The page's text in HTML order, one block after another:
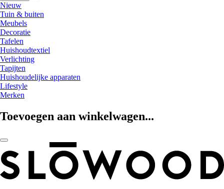
Nieuw
Tuin & buiten
Meubels
Decoratie
Tafelen
Huishoudtextiel
Verlichting
Tapijten
Huishoudelijke apparaten
Lifestyle
Merken
Toevoegen aan winkelwagen...